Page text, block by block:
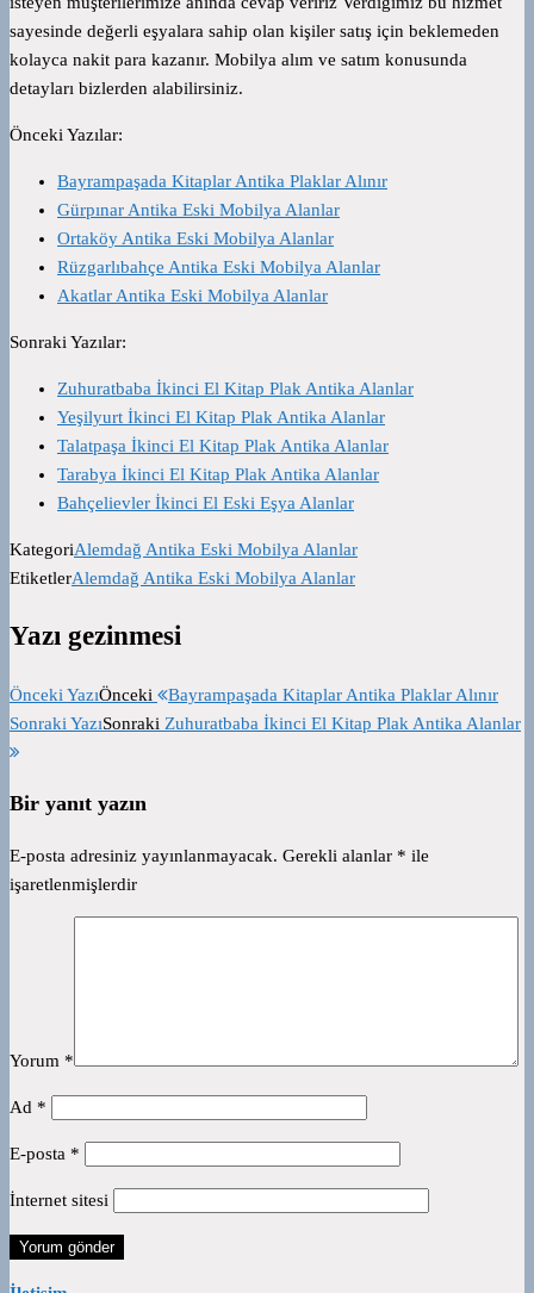
sayesinde değerli eşyalara sahip olan kişiler satış için beklemeden
kolayca nakit para kazanır. Mobilya alım ve satım konusunda
detayları bizlerden alabilirsiniz.
Önceki Yazılar:
Bayrampaşada Kitaplar Antika Plaklar Alınır
Gürpınar Antika Eski Mobilya Alanlar
Ortaköy Antika Eski Mobilya Alanlar
Rüzgarlıbahçe Antika Eski Mobilya Alanlar
Akatlar Antika Eski Mobilya Alanlar
Sonraki Yazılar:
Zuhuratbaba İkinci El Kitap Plak Antika Alanlar
Yeşilyurt İkinci El Kitap Plak Antika Alanlar
Talatpaşa İkinci El Kitap Plak Antika Alanlar
Tarabya İkinci El Kitap Plak Antika Alanlar
Bahçelievler İkinci El Eski Eşya Alanlar
KategoriAlemdağ Antika Eski Mobilya Alanlar
EtiketlerAlemdağ Antika Eski Mobilya Alanlar
Yazı gezinmesi
Önceki YazıÖnceki
Bayrampaşada Kitaplar Antika Plaklar Alınır
Sonraki YazıSonraki Zuhuratbaba İkinci El Kitap Plak Antika Alanlar
Bir yanıt yazın
E-posta adresiniz yayınlanmayacak. Gerekli alanlar * ile
işaretlenmişlerdir
Yorum *
Ad *
E-posta *
İnternet sitesi